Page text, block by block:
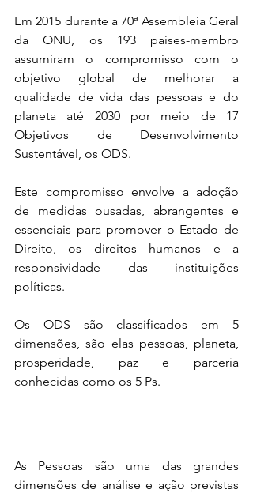
Em 2015 durante a 70ª Assembleia Geral
da ONU, os 193 países-membro
assumiram o compromisso com o
objetivo global de melhorar a
qualidade de vida das pessoas e do
planeta até 2030 por meio de 17
Objetivos de Desenvolvimento
Sustentável, os ODS.
Este compromisso envolve a adoção
de medidas ousadas, abrangentes e
essenciais para promover o Estado de
Direito, os direitos humanos e a
responsividade das instituições
políticas.
Os ODS são classificados em 5
dimensões, são elas pessoas, planeta,
prosperidade, paz e parceria
conhecidas como os 5 Ps.
As Pessoas são uma das grandes
dimensões de análise e ação previstas